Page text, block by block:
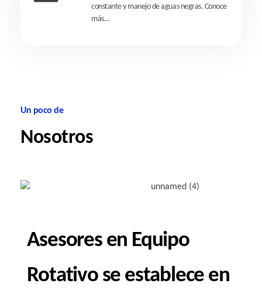
constante y manejo de aguas negras. Conoce
más…
Un poco de
Nosotros
Asesores en Equipo
Rotativo se establece en